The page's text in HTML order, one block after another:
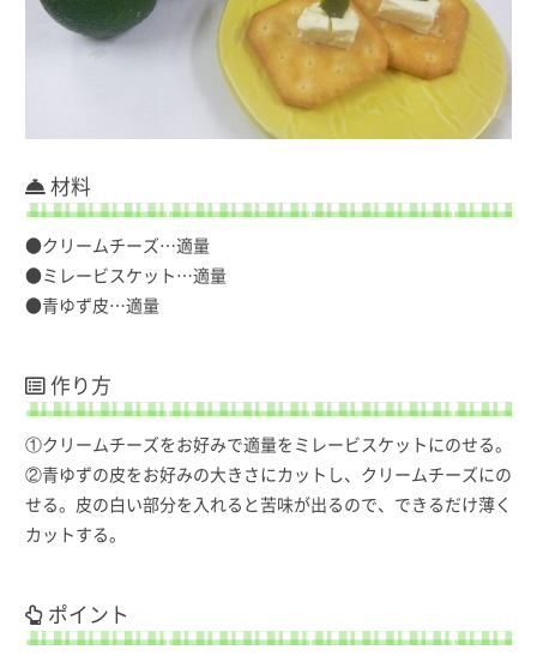
材料
●クリームチーズ…適量
●ミレービスケット…適量
●青ゆず皮…適量
作り方
①クリームチーズをお好みで適量をミレービスケットにのせる。
②青ゆずの皮をお好みの大きさにカットし、クリームチーズにの
せる。皮の白い部分を入れると苦味が出るので、できるだけ薄く
カットする。
ポイント